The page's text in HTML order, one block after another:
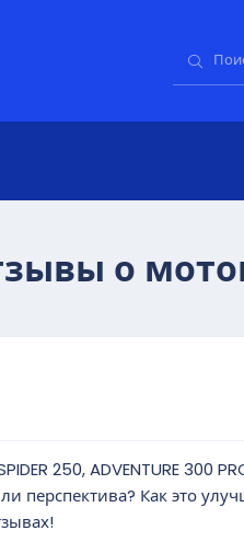
о
250, ADVENTURE 300
Как это